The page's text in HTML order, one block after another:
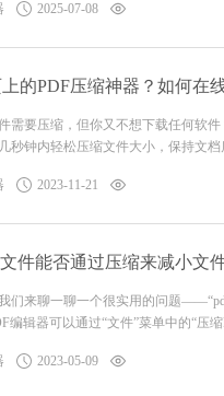
2025-07-08
的PDF压缩神器？如何在
需要压缩，但你又不想下载任何软
秒钟内轻松压缩文件大小，保持文
2023-11-21
件能否通过压缩来减小文
们来聊一聊一个很实用的问题
编辑器可以通过“文件”菜单中的“压缩
2023-05-09